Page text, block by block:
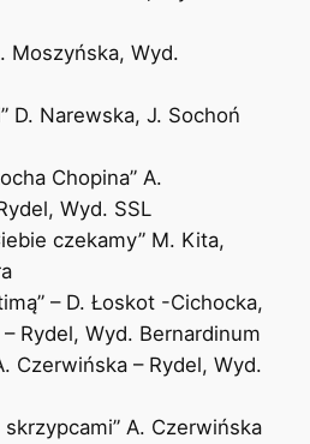
Moszyńska, Wyd.
D. Narewska, J. Sochoń
Chopina” A.
Wyd. SSL
czekamy” M. Kita,
– D. Łoskot -Cichocka,
Rydel, Wyd. Bernardinum
Czerwińska – Rydel, Wyd.
skrzypcami” A. Czerwińska